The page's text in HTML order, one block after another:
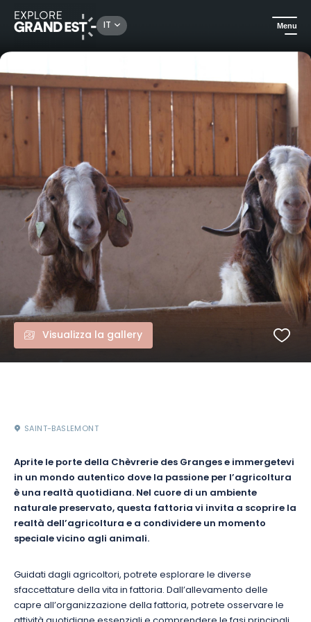
IT Menu
Arte e cultura Visita guidata all'allevamento di capre Les Granges
Visualizza la gallery
SAINT-BASLEMONT
Aprite le porte della Chèvrerie des Granges e immergetevi
in un mondo autentico dove la passione per l’agricoltura
è una realtà quotidiana. Nel cuore di un ambiente
naturale preservato, questa fattoria vi invita a scoprire la
realtà dell’agricoltura e a condividere un momento
speciale vicino agli animali.
Guidati dagli agricoltori, potrete esplorare le diverse
sfaccettature della vita in fattoria. Dall’allevamento delle
capre all’organizzazione della fattoria, potrete osservare le